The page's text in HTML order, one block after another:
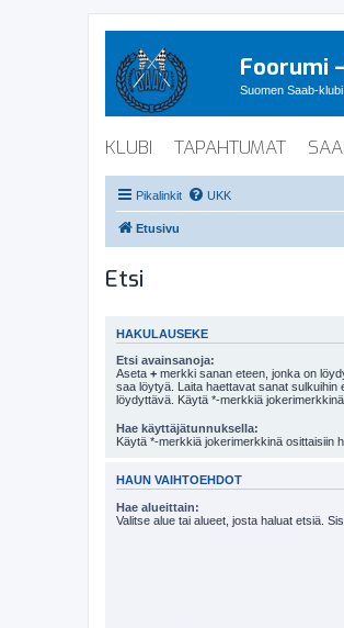
Foorumi
Suomen Saab-
KLUBI TAPAHTUMAT
Pikalinkit UKK
Etusivu
Etsi
HAKULAUSEKE
Etsi avainsanoja:
Aseta + merkki sanan eteen, jonka on
saa löytyä. Laita haettavat sanat sulkuihin
löydyttävä. Käytä *-merkkiä jokerimerkkinä
Hae käyttäjätunnuksella:
Käytä *-merkkiä jokerimerkkinä osittaisiin
HAUN VAIHTOEHDOT
Hae alueittain:
Valitse alue tai alueet, josta haluat etsiä.